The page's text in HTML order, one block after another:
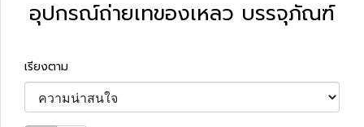
อุปกรณ์ถ่ายเทของเหลว บรรจุภัณฑ์
เรียงตาม